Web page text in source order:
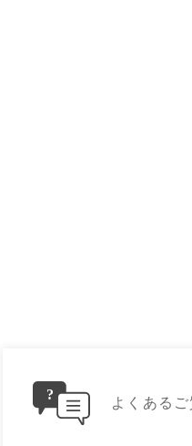
よくあるご